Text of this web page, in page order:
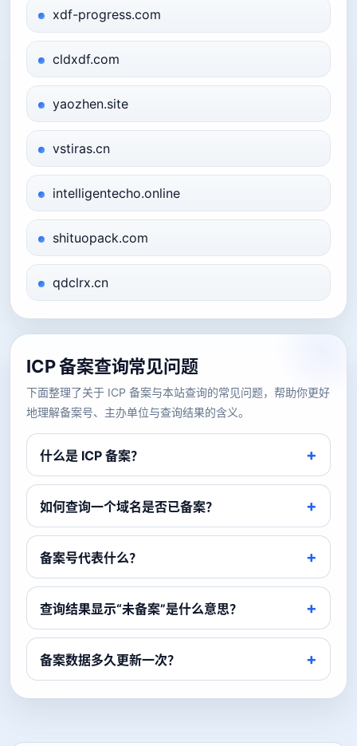
xdf-progress.com
cldxdf.com
yaozhen.site
vstiras.cn
intelligentecho.online
shituopack.com
qdclrx.cn
ICP 备案查询常见问题
下面整理了关于 ICP 备案与本站查询的常见问题，帮助你更好
地理解备案号、主办单位与查询结果的含义。
什么是 ICP 备案？
如何查询一个域名是否已备案？
备案号代表什么？
查询结果显示“未备案”是什么意思？
备案数据多久更新一次？